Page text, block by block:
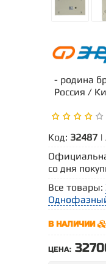
- родина
Россия /
Код: 32487 |
со дня
Все товары:
В НАЛИЧИИ
ЦЕНА: